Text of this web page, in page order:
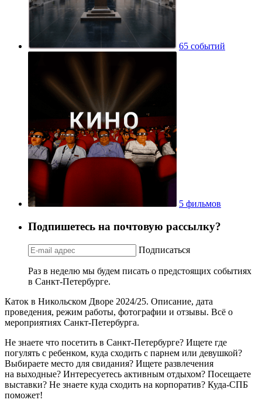
65 событий
5 фильмов
Подпишетесь на почтовую рассылку?
Подписаться
Раз в неделю мы будем писать о предстоящих событиях
в Санкт-Петербурге.
Каток в Никольском Дворе 2024/25. Описание, дата
проведения, режим работы, фотографии и отзывы. Всё о
мероприятиях Санкт-Петербурга.
Не знаете что посетить в Санкт-Петербурге? Ищете где
погулять с ребенком, куда сходить с парнем или девушкой?
Выбираете место для свидания? Ищете развлечения
на выходные? Интересуетесь активным отдыхом? Посещаете
выставки? Не знаете куда сходить на корпоратив? Куда-СПБ
поможет!